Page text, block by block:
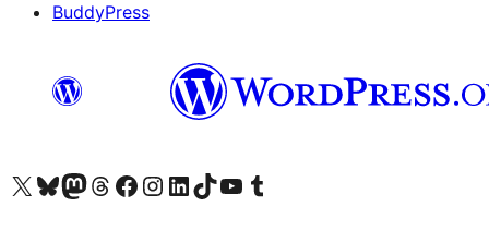
BuddyPress
Navštivte náš účet na X (dříve Twitter)
Navštivte náš Bluesky účetNavštivte náš účet Mastodon
Navštivte náš Threads účetNavštivte naši stránku na Facebooku
Navštivte náš Instagram účetNavštivte náš LinkedIn účetNavštivte náš TikTok účetNavštivte náš YouTube kanálNavštivte náš Tumblr účet